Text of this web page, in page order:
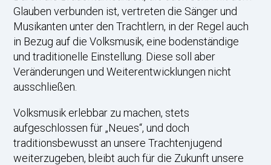
Glauben verbunden ist, vertreten die Sänger und
Musikanten unter den Trachtlern, in der Regel auch
in Bezug auf die Volksmusik, eine bodenständige
und traditionelle Einstellung. Diese soll aber
Veränderungen und Weiterentwicklungen nicht
ausschließen.
Volksmusik erlebbar zu machen, stets
aufgeschlossen für „Neues“, und doch
traditionsbewusst an unsere Trachtenjugend
weiterzugeben, bleibt auch für die Zukunft unsere